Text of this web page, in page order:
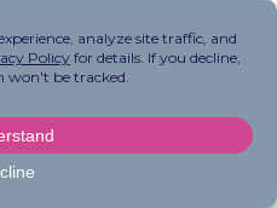
baja en sodio de
sin endulzar
griego Kite Hill sin